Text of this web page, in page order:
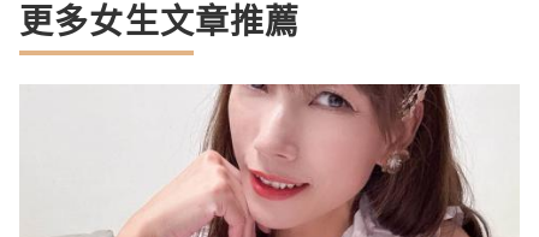
更多女生文章推薦